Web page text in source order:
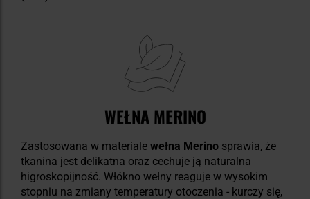
WEŁNA MERINO
Zastosowana w materiale wełna Merino sprawia, że
tkanina jest delikatna oraz cechuje ją naturalna
higroskopijność. Włókno wełny reaguje w wysokim
stopniu na zmiany temperatury otoczenia - kurczy się,